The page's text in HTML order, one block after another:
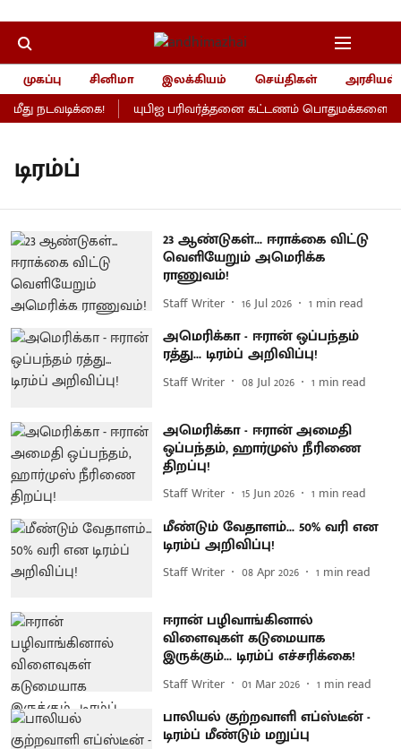
முகப்பு சினிமா இலக்கியம் செய்திகள்
அரசியல்
நடவடிக்கை!
யுபிஐ பரிவர்த்தனை கட்டணம் பொதுமக்களைப்
டிரம்ப்
23 ஆண்டுகள்... ஈராக்கை விட்டு
வெளியேறும் அமெரிக்க
ராணுவம்!
Staff Writer 16 Jul 2026 1 min read
அமெரிக்கா - ஈரான் ஒப்பந்தம்
ரத்து... டிரம்ப் அறிவிப்பு!
Staff Writer 08 Jul 2026 1 min read
அமெரிக்கா - ஈரான் அமைதி
ஒப்பந்தம், ஹார்முஸ் நீரிணை
திறப்பு!
Staff Writer 15 Jun 2026 1 min read
மீண்டும் வேதாளம்... 50% வரி என
டிரம்ப் அறிவிப்பு!
Staff Writer 08 Apr 2026 1 min read
ஈரான் பழிவாங்கினால்
விளைவுகள் கடுமையாக
இருக்கும்... டிரம்ப் எச்சரிக்கை!
Staff Writer 01 Mar 2026 1 min read
பாலியல் குற்றவாளி எப்ஸ்டீன் -
டிரம்ப் மீண்டும் மறுப்பு